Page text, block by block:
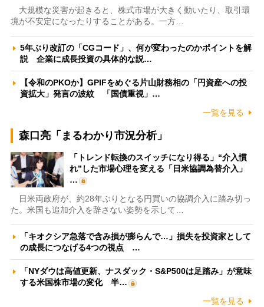
大規模な災害が起きると、株式市場が大きく動いたり、取引環
境が不安定になったりすることがある。一方…
5年ぶり改訂の「CGコード」、何が変わったのかポイントを解
説 企業に成長投資の具体的な説…
【令和のPKOか】GPIFをめぐる片山財務相の「円資産への投
資拡大」発言の波紋 「国債重視」…
一覧を見る
森口亮「まるわかり市況分析」
「トレンド転換のスイッチになり得る」“介入慣
れ”した市場心理を変える「日米協調為替介入」
…
日米両政府が、約28年ぶりとなる円買いの協調介入に踏み切っ
た。米国も追加介入を辞さない姿勢を示して…
「キオクシア急落で含み損が膨らんで…」損失を投資家として
の成長につなげる4つの視点 …
「NYダウは高値更新、ナスダック・S&P500は足踏み」が意味
する米国株市場の変化 半…
一覧を見る